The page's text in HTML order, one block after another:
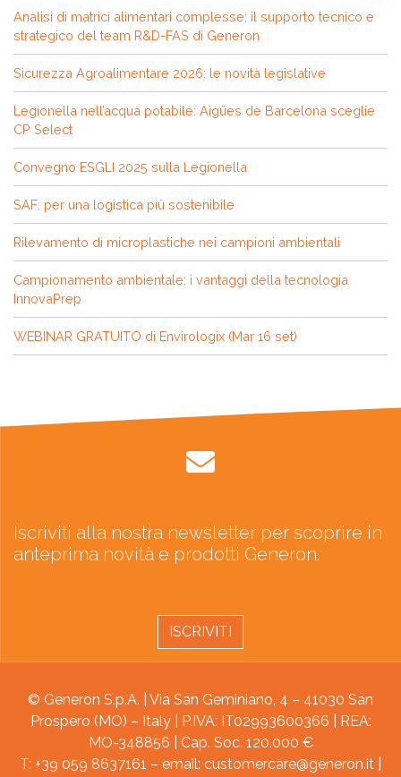
Analisi di matrici alimentari complesse: il supporto tecnico e
strategico del team R&D-FAS di Generon
Sicurezza Agroalimentare 2026: le novità legislative
Legionella nell’acqua potabile: Aigües de Barcelona sceglie
CP Select
Convegno ESGLI 2025 sulla Legionella
SAF: per una logistica più sostenibile
Rilevamento di microplastiche nei campioni ambientali
Campionamento ambientale: i vantaggi della tecnologia
InnovaPrep
WEBINAR GRATUITO di Envirologix (Mar 16 set)
Iscriviti alla nostra newsletter per scoprire in
anteprima novità e prodotti Generon.
ISCRIVITI
© Generon S.p.A. | Via San Geminiano, 4 – 41030 San
Prospero (MO) – Italy | P.IVA: IT02993600366 | REA:
MO-348856 | Cap. Soc. 120.000 €
T: +39 059 8637161 – email: customercare@generon.it